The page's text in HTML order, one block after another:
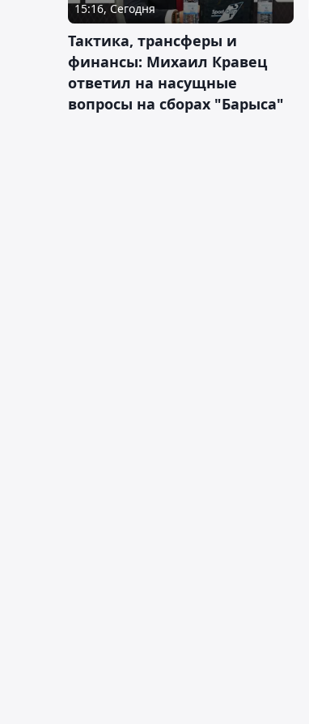
15:16, Сегодня
Тактика, трансферы и
финансы: Михаил Кравец
ответил на насущные
вопросы на сборах "Барыса"